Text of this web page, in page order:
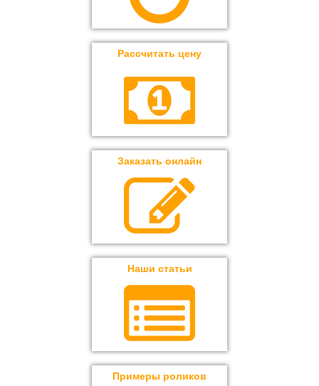
Рассчитать цену
Заказать онлайн
Наши статьи
Примеры роликов